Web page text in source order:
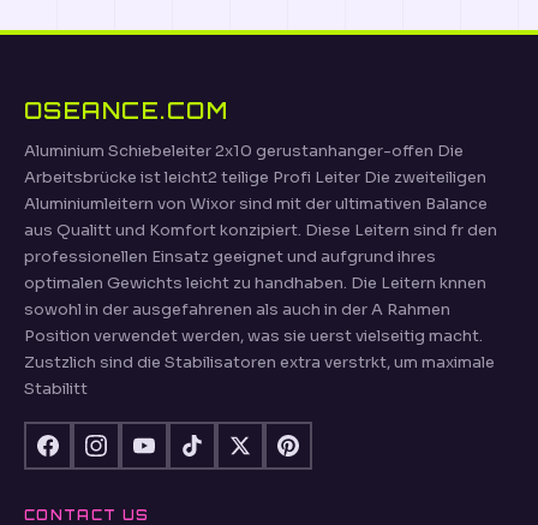
OSEANCE.COM
Aluminium Schiebeleiter 2x10 gerustanhanger-offen Die
Arbeitsbrücke ist leicht2 teilige Profi Leiter Die zweiteiligen
Aluminiumleitern von Wixor sind mit der ultimativen Balance
aus Qualitt und Komfort konzipiert. Diese Leitern sind fr den
professionellen Einsatz geeignet und aufgrund ihres
optimalen Gewichts leicht zu handhaben. Die Leitern knnen
sowohl in der ausgefahrenen als auch in der A Rahmen
Position verwendet werden, was sie uerst vielseitig macht.
Zustzlich sind die Stabilisatoren extra verstrkt, um maximale
Stabilitt
CONTACT US